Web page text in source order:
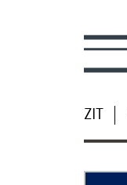
ZIT